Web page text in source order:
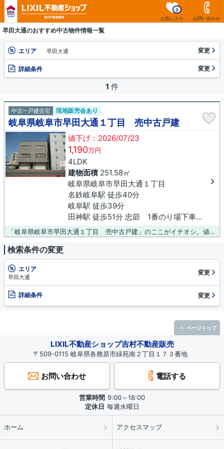
お気に入り
0
お問い合わせ
早田大通のおすすめ中古物件情報一覧
エリア 早田大通 変更
詳細条件 変更
1 件
中古一戸建住宅 現地販売会あり
岐阜県岐阜市早田大通１丁目 売中古戸建
値下げ：2026/07/23
1,190万円
4LDK
建物面積251.58㎡
岐阜県岐阜市早田大通１丁目
名鉄岐阜駅 徒歩40分
岐阜駅 徒歩39分
田神駅 徒歩51分 忠節 1番のり場下車 徒歩2分
「岐阜県岐阜市早田大通１丁目 売中古戸建」のここがイチオシ。値段がお手ごろな中古戸建てはいかがでしょうか。接道幅10m以上というこだわり条件が適用される物件です。まずは吉村不動産販売株式会社のスタッフにご希望条件をお申し付けください。条件にマッチした不動産情報をご用意いたします。
検索条件の変更
エリア
早田大通
変更
詳細条件 変更
LIXIL不動産ショップ吉村不動産販売
〒509-0115 岐阜県各務原市緑苑南２丁目１７３番地
お問い合わせ 電話する
営業時間 9:00～18:00
定休日 毎週水曜日
ホーム アクセスマップ
ページトップ